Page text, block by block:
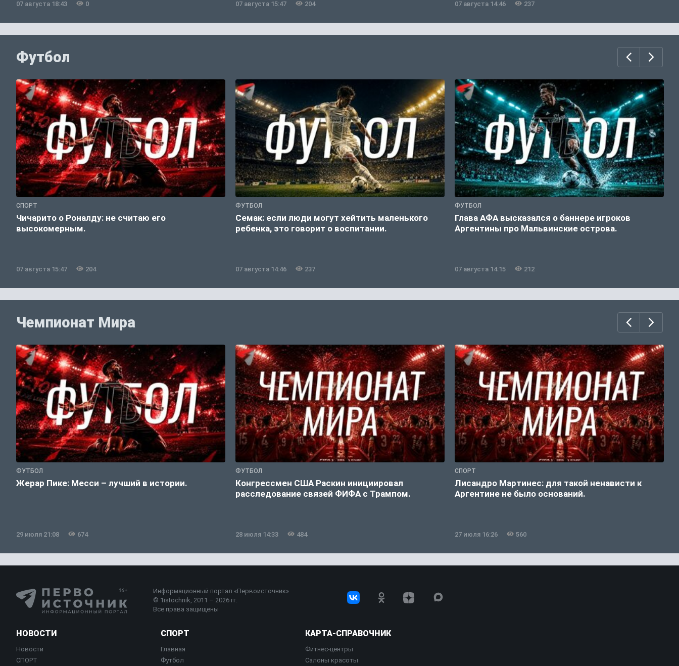
07 августа 18:43 0 07 августа 15:47 204 07 августа 14:46 237
Футбол
СПОРТ
Чичарито о Роналду: не считаю его
высокомерным.
07 августа 15:47 204
ФУТБОЛ
Семак: если люди могут хейтить маленького
ребенка, это говорит о воспитании.
07 августа 14:46 237
ФУТБОЛ
Глава АФА высказался о баннере игроков
Аргентины про Мальвинские острова.
07 августа 14:15 212
Чемпионат Мира
ФУТБОЛ
Жерар Пике: Месси – лучший в истории.
29 июля 21:08 674
ФУТБОЛ
Конгрессмен США Раскин инициировал
расследование связей ФИФА с Трампом.
28 июля 14:33 484
СПОРТ
Лисандро Мартинес: для такой ненависти к
Аргентине не было оснований.
27 июля 16:26 560
Информационный портал «Первоисточник»
© 1istochnik, 2011 – 2026 гг.
Все права защищены
НОВОСТИ
Новости
СПОРТ
СПОРТ
Главная
Футбол
КАРТА-СПРАВОЧНИК
Фитнес-центры
Салоны красоты